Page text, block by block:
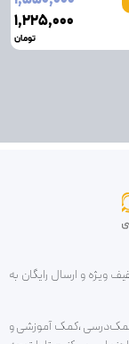
۱٬۲۲۵٬۰۰۰
تومان
و ارسال رایگان به
کمک‌درسی ،کمک آموزشی و